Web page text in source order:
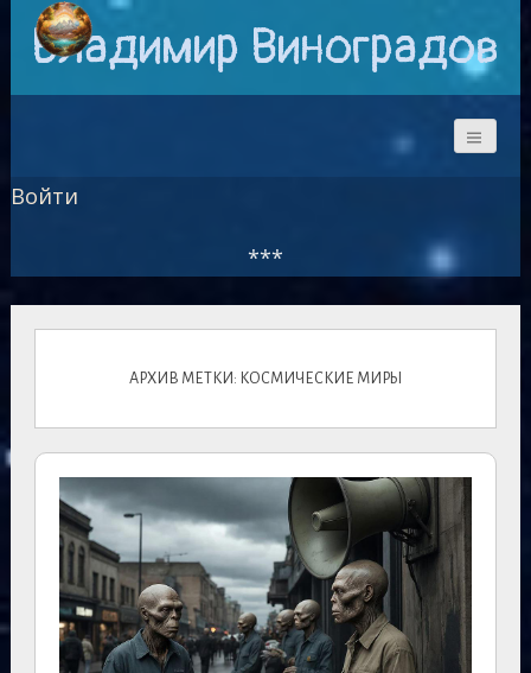
Владимир Виноградов
Войти
***
АРХИВ МЕТКИ: КОСМИЧЕСКИЕ МИРЫ